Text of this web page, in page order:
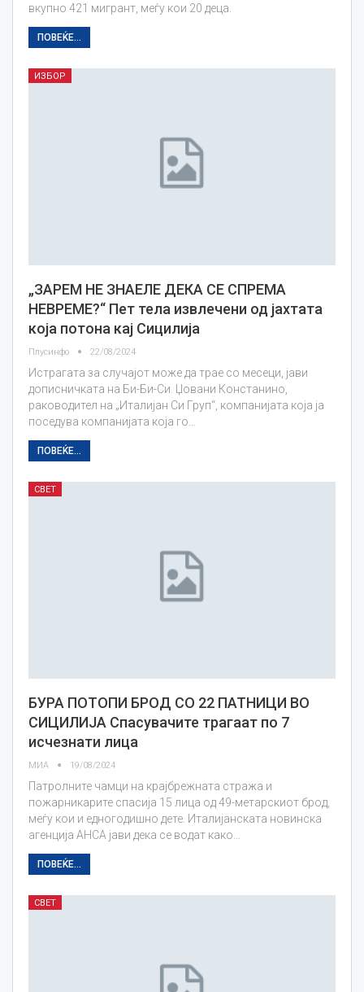
вкупно 421 мигрант, меѓу кои 20 деца.
ПОВЕЌЕ...
ИЗБОР
„ЗАРЕМ НЕ ЗНАЕЛЕ ДЕКА СЕ СПРЕМА
НЕВРЕМЕ?“ Пет тела извлечени од јахтата
која потона кај Сицилија
Плусинфо 22/08/2024
Истрагата за случајот може да трае со месеци, јави
дописничката на Би-Би-Си. Џовани Констанино,
раководител на „Италијан Си Груп“, компанијата која ја
поседува компанијата која го…
ПОВЕЌЕ...
СВЕТ
БУРА ПОТОПИ БРОД СО 22 ПАТНИЦИ ВО
СИЦИЛИЈА Спасувачите трагаат по 7
исчезнати лица
МИА 19/08/2024
Патролните чамци на крајбрежната стража и
пожарникарите спасија 15 лица од 49-метарскиот брод,
меѓу кои и едногодишно дете. Италијанската новинска
агенција АНСА јави дека се водат како…
ПОВЕЌЕ...
СВЕТ